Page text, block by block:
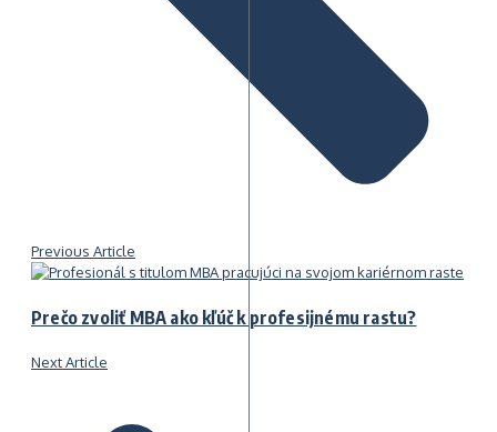
Previous Article
Prečo zvoliť MBA ako kľúč k profesijnému rastu?
Next Article